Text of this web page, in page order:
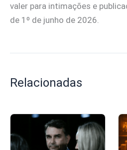
valer para intimações e
de 1º de junho de 2026.
Relacionadas